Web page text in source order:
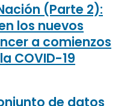
(Parte 2):
los nuevos
a comienzos
COVID-19
de datos